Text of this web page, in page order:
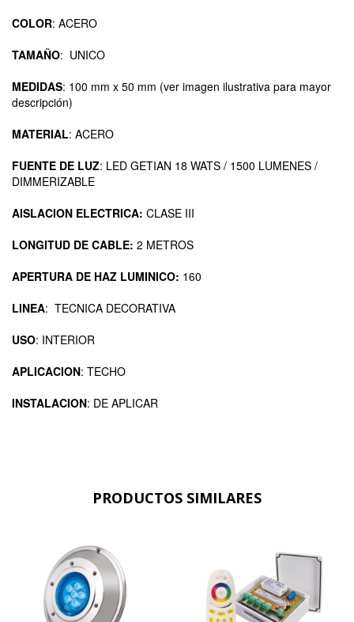
COLOR: ACERO
TAMAÑO: UNICO
MEDIDAS: 100 mm x 50 mm (ver imagen ilustrativa para mayor
descripción)
MATERIAL: ACERO
FUENTE DE LUZ: LED GETIAN 18 WATS / 1500 LUMENES /
DIMMERIZABLE
AISLACION ELECTRICA: CLASE III
LONGITUD DE CABLE: 2 METROS
APERTURA DE HAZ LUMINICO: 160
LINEA: TECNICA DECORATIVA
USO: INTERIOR
APLICACION: TECHO
INSTALACION: DE APLICAR
PRODUCTOS SIMILARES